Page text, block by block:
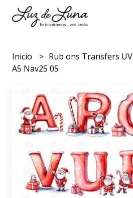
Inicio Rub ons Transfers UV
A5 Nav25 05